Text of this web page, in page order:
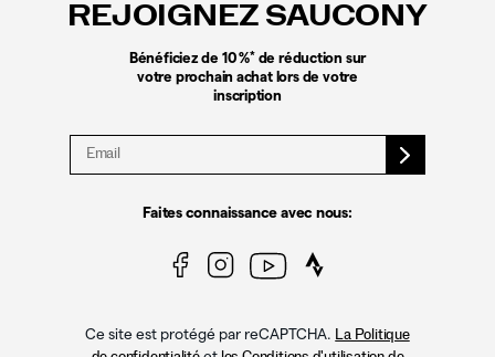
REJOIGNEZ SAUCONY
Bénéficiez de 10 %*de réduction sur
votre prochain achat lors de votre
inscription
Faites connaissance avec nous:
Ce site est protégé par reCAPTCHA. La Politique